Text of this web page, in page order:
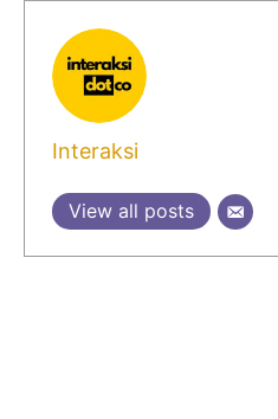
Interaksi
View all posts